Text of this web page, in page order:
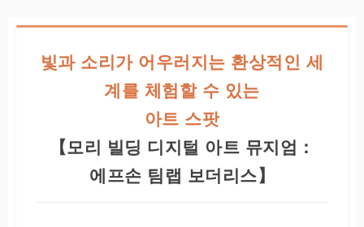
빛과 소리가 어우러지는 환상적인 세
계를 체험할 수 있는
아트 스팟
【모리 빌딩 디지털 아트 뮤지엄：
에프손 팀랩 보더리스】